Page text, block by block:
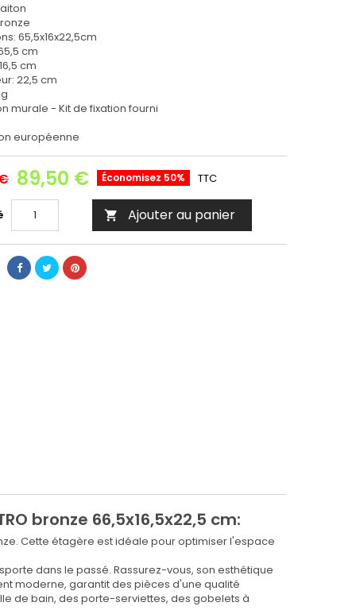
65,5x16x22,5cm
cm
cm
22,5 cm
murale - Kit de fixation fourni
européenne
89,50 € Économisez 50% TTC
 Ajouter au panier
bronze 66,5x16,5x22,5 cm:
Cette étagère est idéale pour optimiser l'espace
dans le passé. Rassurez-vous, son esthétique
moderne, garantit des pièces d'une qualité
de bain, des porte-serviettes, des gobelets à